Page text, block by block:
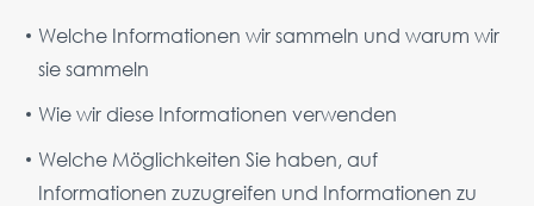
Engineering, Beratung
ERSATZTEILE
Vorteile
Anfrage
Welche Informationen wir sammeln und warum wir
sie sammeln
Wie wir diese Informationen verwenden
Welche Möglichkeiten Sie haben, auf
Informationen zuzugreifen und Informationen zu